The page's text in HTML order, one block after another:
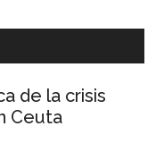
de la crisis
Ceuta